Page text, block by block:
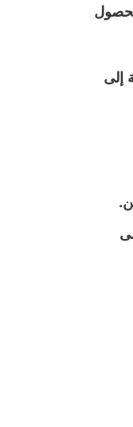
إلى